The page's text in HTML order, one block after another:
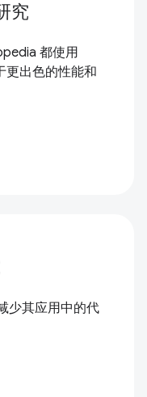
究
都使用
更出色的性能和
少其应用中的代